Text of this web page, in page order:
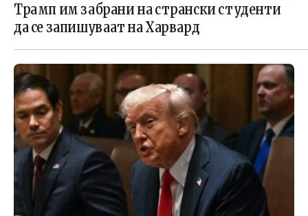
Трамп им забрани на странски студенти
да се запишуваат на Харвард